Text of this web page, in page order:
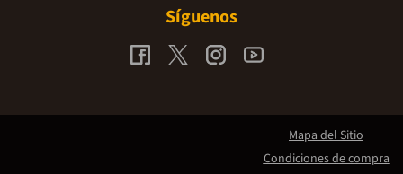
Síguenos
Mapa del Sitio
Condiciones de compra